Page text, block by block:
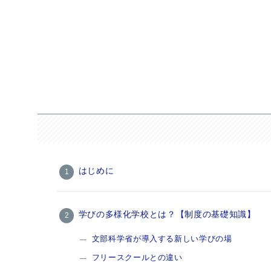
はじめに
学びの多様化学校とは？【制度の基礎知識】
文部科学省が導入する新しい学びの場
フリースクールとの違い